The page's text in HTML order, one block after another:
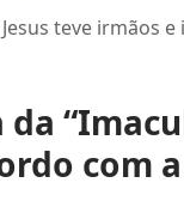
teve irmãos e
com